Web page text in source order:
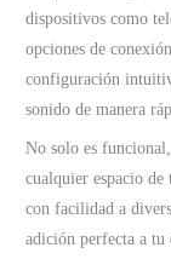
dispositivos como
opciones de
configuración
sonido de manera
No solo es
cualquier espacio de
con facilidad a
adición perfecta a tu